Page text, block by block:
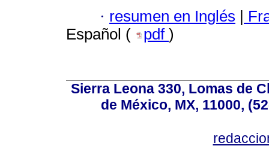
· resumen en Inglés |
Español (
pdf )
Sierra Leona 330, Lomas de
de México, MX, 11000,